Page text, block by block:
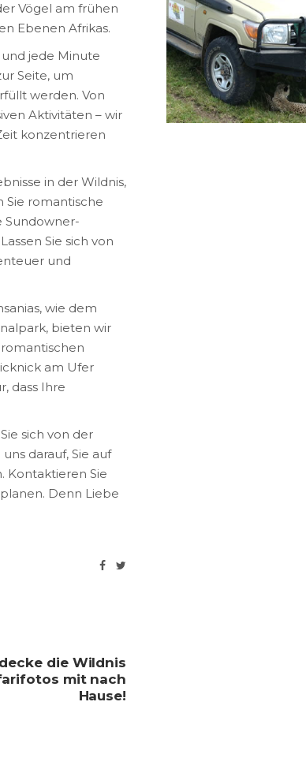
Vögel am frühen
Ebenen Afrikas.
jede Minute
Seite, um
werden. Von
Aktivitäten – wir
konzentrieren
in der Wildnis,
Sie romantische
Sundowner-
Sie sich von
und
wie dem
bieten wir
am Ufer
dass Ihre
sich von der
darauf, Sie auf
Kontaktieren Sie
Denn Liebe
die Wildnis
mit nach
Hause!